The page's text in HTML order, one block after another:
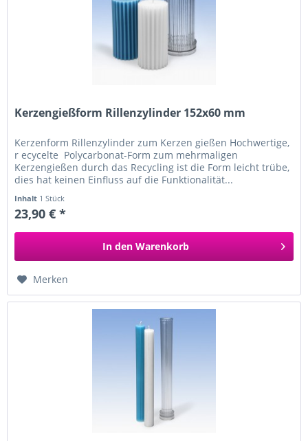
Kerzengießform Rillenzylinder 152x60 mm
Kerzenform Rillenzylinder zum Kerzen gießen Hochwertige,
r ecycelte Polycarbonat-Form zum mehrmaligen
Kerzengießen durch das Recycling ist die Form leicht trübe,
dies hat keinen Einfluss auf die Funktionalität...
Inhalt 1 Stück
23,90 € *
In den Warenkorb
Merken